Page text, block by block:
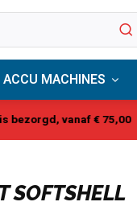
ACCU MACHINES
bezorgd, vanaf € 75,00
SOFTSHELL